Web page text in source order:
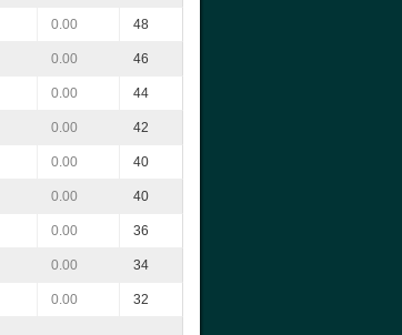
0.00 48
0.00 46
0.00 44
0.00 42
0.00 40
0.00 40
0.00 36
0.00 34
0.00 32